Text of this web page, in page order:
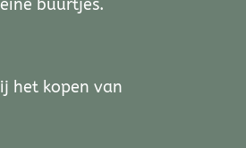
buurtjes.
het kopen van